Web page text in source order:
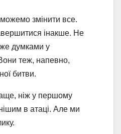
змінити все.
інакше. Не
думками у
теж, напевно,
битви.
ніж у першому
в атаці. Але ми